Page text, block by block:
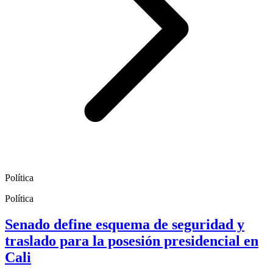
Política
Política
Senado define esquema de seguridad y
traslado para la posesión presidencial en
Cali